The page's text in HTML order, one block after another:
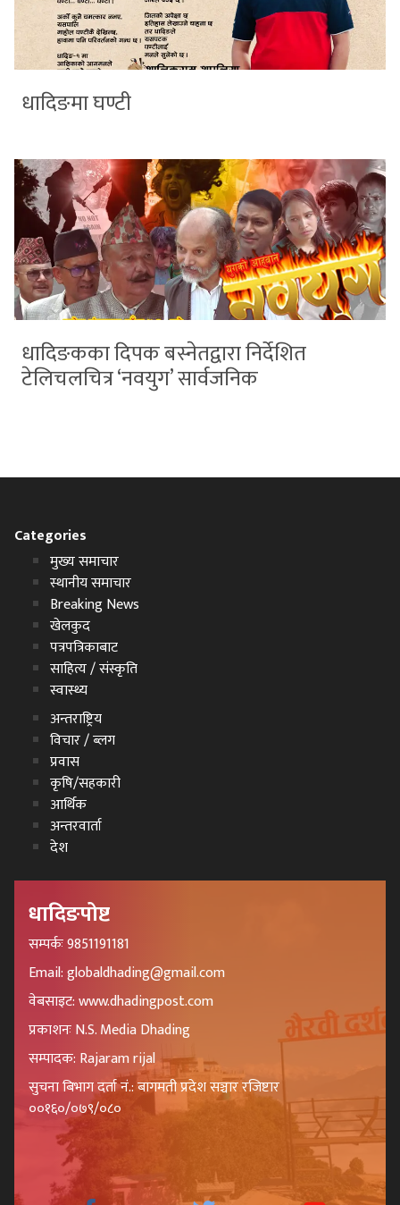
धादिङमा घण्टी
धादिङकका दिपक बस्नेतद्वारा निर्देशित
टेलिचलचित्र ‘नवयुग’ सार्वजनिक
Categories
मुख्य समाचार
स्थानीय समाचार
Breaking News
खेलकुद
पत्रपत्रिकाबाट
साहित्य / संस्कृति
स्वास्थ्य
अन्तराष्ट्रिय
विचार / ब्लग
प्रवास
कृषि/सहकारी
आर्थिक
अन्तरवार्ता
देश
धादिङपोष्ट
सम्पर्कः 9851191181
Email: globaldhading@gmail.com
वेबसाइट: www.dhadingpost.com
प्रकाशनः N.S. Media Dhading
सम्पादक: Rajaram rijal
सुचना बिभाग दर्ता नं.: बागमती प्रदेश सञ्चार रजिष्टार
००१६०/०७९/०८०